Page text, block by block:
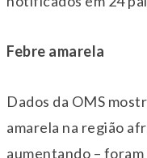
Febre amarela
Dados da OMS
amarela na região
aumentando –